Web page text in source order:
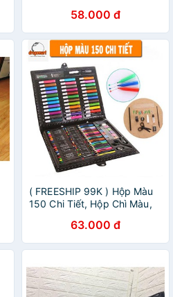
58.000 đ
( FREESHIP 99K ) Hộp Màu
150 Chi Tiết, Hộp Chì Màu,
63.000 đ